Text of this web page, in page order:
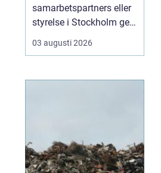
samarbetspartners eller
styrelse i Stockholm ger
goda möjligheter till
effektiva möten, men
gemenskap. Utbudet av
03 augusti 2026